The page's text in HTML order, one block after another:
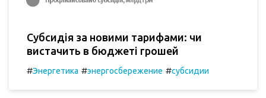
Субсидія за новими тарифами: чи
вистачить в бюджеті грошей
#Энергетика #энергосбережение #субсидии